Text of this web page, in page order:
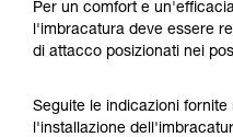
consultarlo.
informazioni
capire queste
formazione ed un
Verificate con un
Per un comfort e
l'imbracatura deve essere
di attacco posizionati nei
Seguite le indicazioni
l'installazione